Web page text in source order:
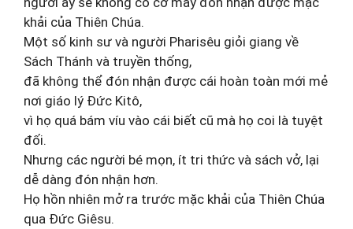
khải của Thiên Chúa.
Một số kinh sư và người Pharisêu giỏi giang về
Sách Thánh và truyền thống,
đã không thể đón nhận được cái hoàn toàn mới mẻ
nơi giáo lý Đức Kitô,
vì họ quá bám víu vào cái biết cũ mà họ coi là tuyệt
đối.
Nhưng các người bé mọn, ít tri thức và sách vở, lại
dễ dàng đón nhận hơn.
Họ hồn nhiên mở ra trước mặc khải của Thiên Chúa
qua Đức Giêsu.